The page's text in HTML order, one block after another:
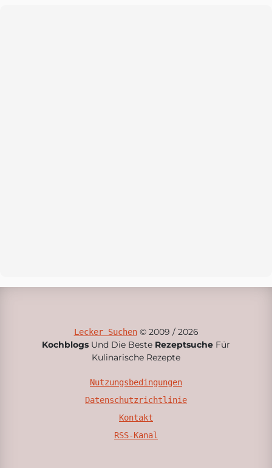
Lecker Suchen© 2009 / 2026
Kochblogs Und Die Beste Rezeptsuche Für
Kulinarische Rezepte
Nutzungsbedingungen
Datenschutzrichtlinie
Kontakt
RSS-Kanal